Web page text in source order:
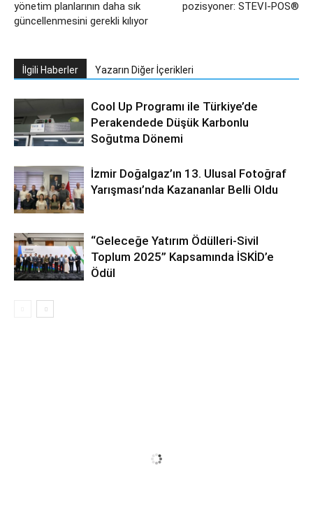
yönetim planlarının daha sık
güncellenmesini gerekli kılıyor
pozisyoner: STEVI-POS®
İlgili Haberler Yazarın Diğer İçerikleri
Cool Up Programı ile Türkiye’de
Perakendede Düşük Karbonlu
Soğutma Dönemi
İzmir Doğalgaz’ın 13. Ulusal Fotoğraf
Yarışması’nda Kazananlar Belli Oldu
“Geleceğe Yatırım Ödülleri-Sivil
Toplum 2025” Kapsamında İSKİD’e
Ödül